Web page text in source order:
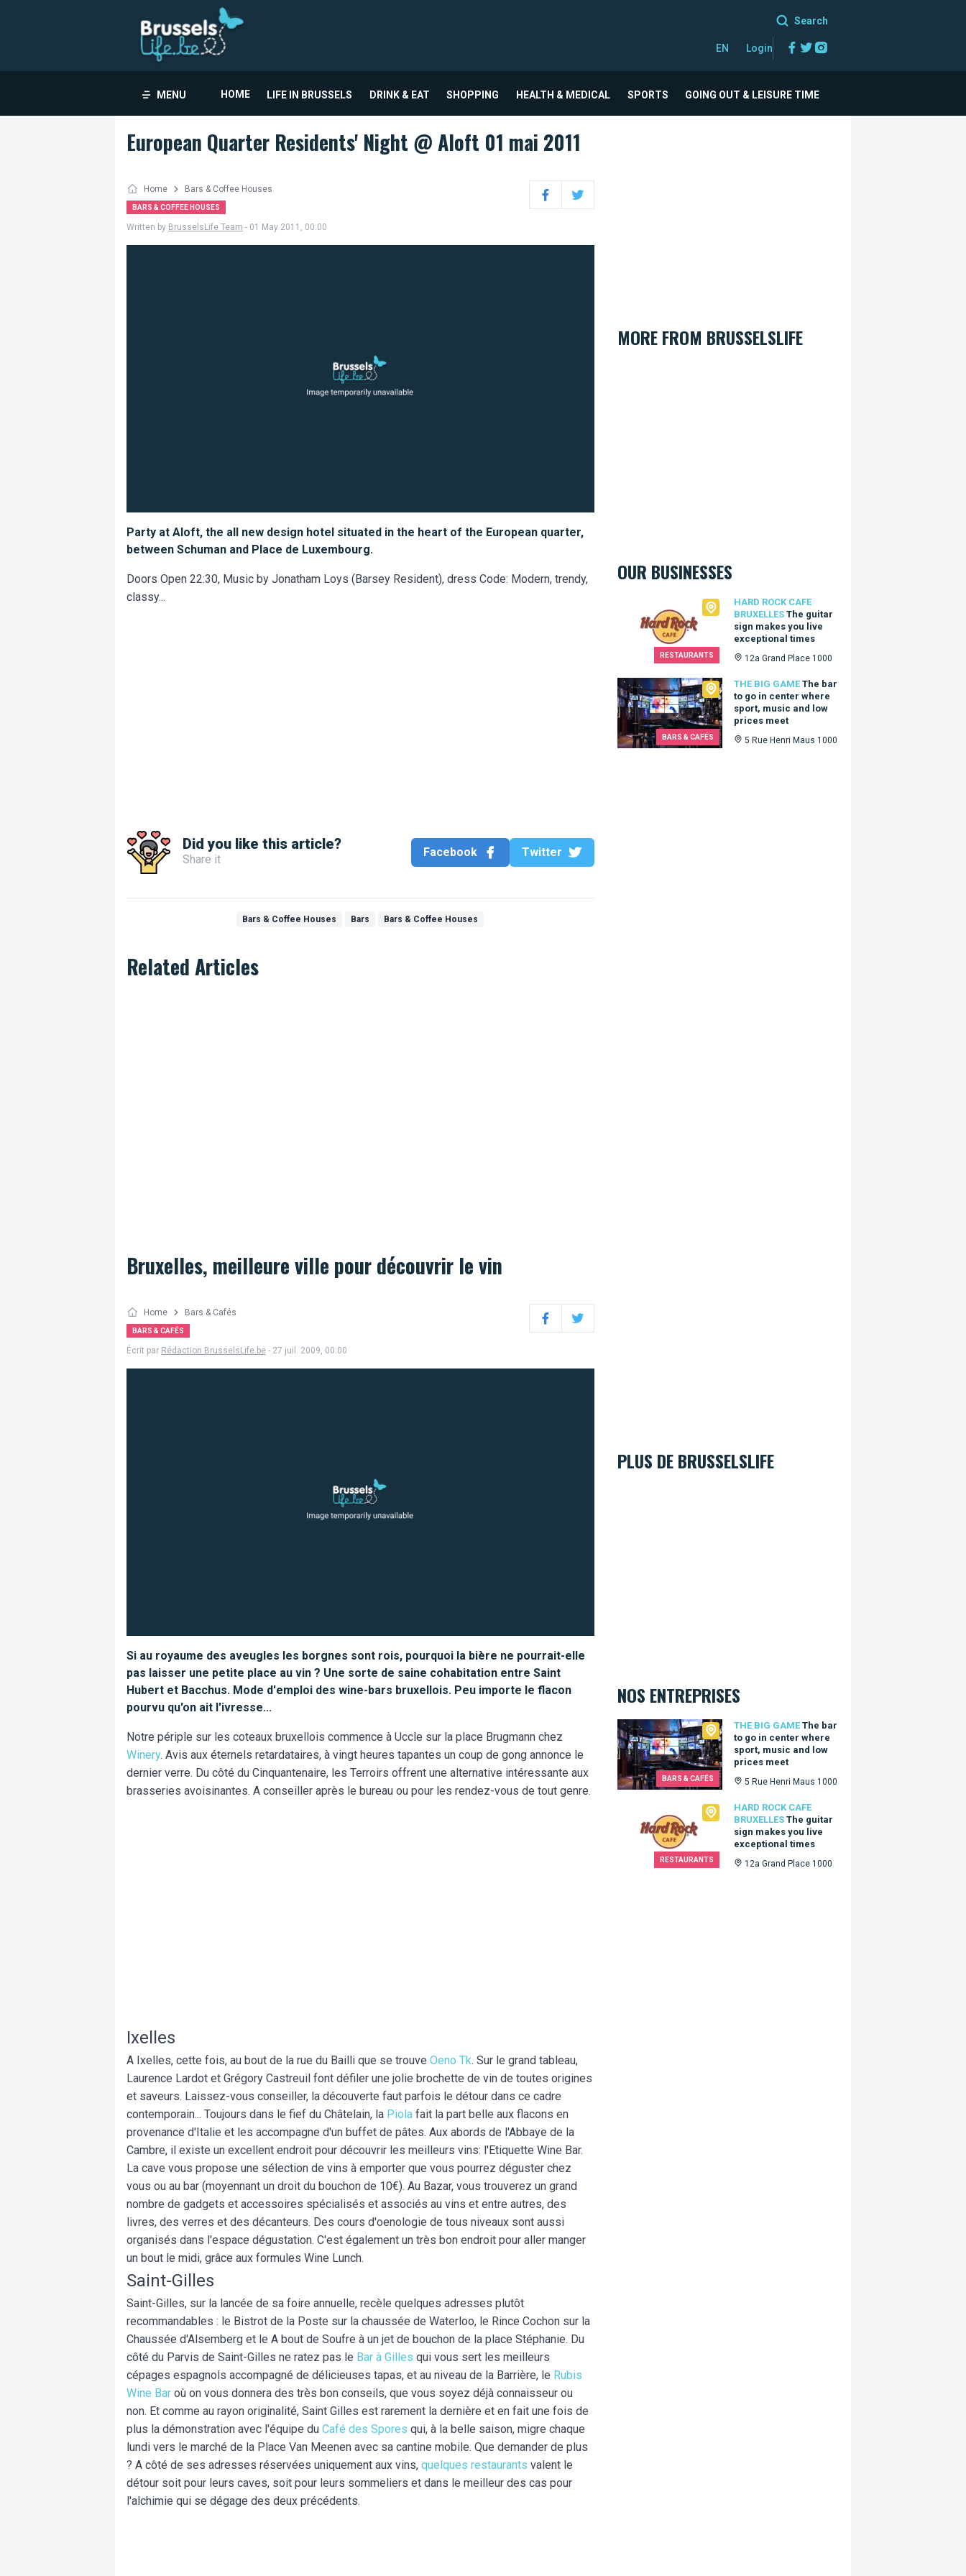
Search
EN Login Facebook
Twitter
MENU HOME LIFE IN BRUSSELS DRINK & EAT SHOPPING HEALTH & MEDICAL SPORTS GOING OUT & LEISURE TIME
European Quarter Residents' Night @ Aloft 01 mai 2011
Home Bars & Coffee Houses
BARS & COFFEE HOUSES FacebookTwitter
Written by BrusselsLife Team - 01 May 2011, 00:00
Party at Aloft, the all new design hotel situated in the heart of the European quarter,
between Schuman and Place de Luxembourg.
Doors Open 22:30, Music by Jonatham Loys (Barsey Resident), dress Code: Modern, trendy,
classy...
Did you like this article?
Share it
Facebook Twitter
Bars & Coffee Houses Bars Bars & Coffee Houses
Related Articles
MORE FROM BRUSSELSLIFE
OUR BUSINESSES
RESTAURANTS
HARD ROCK CAFE
BRUXELLES The guitar
sign makes you live
exceptional times
12a Grand Place 1000
Hard Rock Cafe Bruxelles
BARS & CAFÉS
THE BIG GAME The bar
to go in center where
sport, music and low
prices meet
5 Rue Henri Maus 1000
The Big Game
Bruxelles, meilleure ville pour découvrir le vin
Home Bars & Cafés
BARS & CAFÉS FacebookTwitter
Écrit par Rédaction BrusselsLife.be - 27 juil. 2009, 00:00
Si au royaume des aveugles les borgnes sont rois, pourquoi la bière ne pourrait-elle
pas laisser une petite place au vin ? Une sorte de saine cohabitation entre Saint
Hubert et Bacchus. Mode d'emploi des wine-bars bruxellois. Peu importe le flacon
pourvu qu'on ait l'ivresse...
Notre périple sur les coteaux bruxellois commence à Uccle sur la place Brugmann chez
Winery. Avis aux éternels retardataires, à vingt heures tapantes un coup de gong annonce le
dernier verre. Du côté du Cinquantenaire, les Terroirs offrent une alternative intéressante aux
brasseries avoisinantes. A conseiller après le bureau ou pour les rendez-vous de tout genre.
Ixelles
A Ixelles, cette fois, au bout de la rue du Bailli que se trouve Oeno Tk. Sur le grand tableau,
Laurence Lardot et Grégory Castreuil font défiler une jolie brochette de vin de toutes origines
et saveurs. Laissez-vous conseiller, la découverte faut parfois le détour dans ce cadre
contemporain... Toujours dans le fief du Châtelain, la Piola fait la part belle aux flacons en
provenance d'Italie et les accompagne d'un buffet de pâtes. Aux abords de l'Abbaye de la
Cambre, il existe un excellent endroit pour découvrir les meilleurs vins: l'Etiquette Wine Bar.
La cave vous propose une sélection de vins à emporter que vous pourrez déguster chez
vous ou au bar (moyennant un droit du bouchon de 10€). Au Bazar, vous trouverez un grand
nombre de gadgets et accessoires spécialisés et associés au vins et entre autres, des
livres, des verres et des décanteurs. Des cours d'oenologie de tous niveaux sont aussi
organisés dans l'espace dégustation. C'est également un très bon endroit pour aller manger
un bout le midi, grâce aux formules Wine Lunch.
Saint-Gilles
Saint-Gilles, sur la lancée de sa foire annuelle, recèle quelques adresses plutôt
recommandables : le Bistrot de la Poste sur la chaussée de Waterloo, le Rince Cochon sur la
Chaussée d'Alsemberg et le A bout de Soufre à un jet de bouchon de la place Stéphanie. Du
côté du Parvis de Saint-Gilles ne ratez pas le Bar à Gilles qui vous sert les meilleurs
cépages espagnols accompagné de délicieuses tapas, et au niveau de la Barrière, le Rubis
Wine Bar où on vous donnera des très bon conseils, que vous soyez déjà connaisseur ou
non. Et comme au rayon originalité, Saint Gilles est rarement la dernière et en fait une fois de
plus la démonstration avec l'équipe du Café des Spores qui, à la belle saison, migre chaque
lundi vers le marché de la Place Van Meenen avec sa cantine mobile. Que demander de plus
? A côté de ses adresses réservées uniquement aux vins, quelques restaurants valent le
détour soit pour leurs caves, soit pour leurs sommeliers et dans le meilleur des cas pour
l'alchimie qui se dégage des deux précédents.
PLUS DE BRUSSELSLIFE
NOS ENTREPRISES
BARS & CAFÉS
THE BIG GAME The bar
to go in center where
sport, music and low
prices meet
5 Rue Henri Maus 1000
The Big Game
RESTAURANTS
HARD ROCK CAFE
BRUXELLES The guitar
sign makes you live
exceptional times
12a Grand Place 1000
Hard Rock Cafe Bruxelles